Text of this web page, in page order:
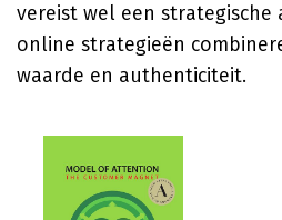
vereist wel een strategische
online strategieën
waarde en authenticiteit.